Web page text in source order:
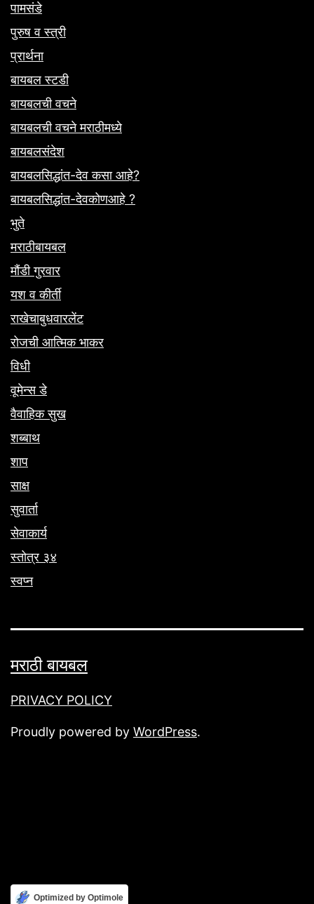
पामसंडे
पुरुष व स्त्री
प्रार्थना
बायबल स्टडी
बायबलची वचने
बायबलची वचने मराठीमध्ये
बायबलसंदेश
बायबलसिद्धांत-देव कसा आहे?
बायबलसिद्धांत-देवकोणआहे ?
भुते
मराठीबायबल
मौंडी गुरवार
यश व कीर्ती
राखेचाबुधवारलेंट
रोजची आत्मिक भाकर
विधी
वूमेन्स डे
वैवाहिक सुख
शब्बाथ
शाप
साक्ष
सुवार्ता
सेवाकार्य
स्तोत्र ३४
स्वप्न
मराठी बायबल
PRIVACY POLICY
Proudly powered by WordPress.
Optimized by Optimole